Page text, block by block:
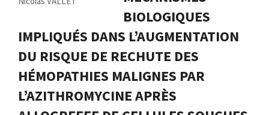
BIOLOGIQUES
IMPLIQUÉS DANS L’AUGMENTATION
DU RISQUE DE RECHUTE DES
HÉMOPATHIES MALIGNES PAR
L’AZITHROMYCINE APRÈS